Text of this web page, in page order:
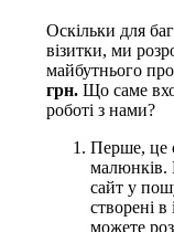
Оскільки для
візитки, ми
майбутнього
грн. Що саме
роботі з нами?
Перше, це
малюнків.
сайт у
створені
можете